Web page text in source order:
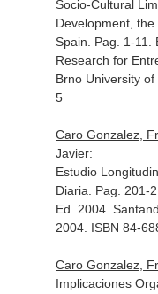
Socio-Cultural
Development,
Spain. Pag. 1-11.
Research for
Brno University
5
Caro Gonzalez,
Javier:
Estudio
Diaria. Pag. 201-
Ed. 2004.
2004. ISBN 84-
Caro Gonzalez,
Implicaciones